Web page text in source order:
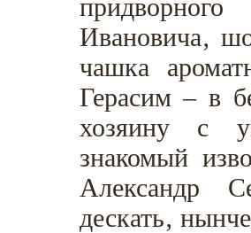
Ивановича‚
чашка
Герасим – в
хозяину с
знакомый
Александр
дескать‚